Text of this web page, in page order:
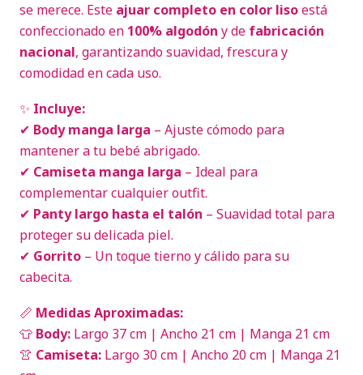
se merece. Este ajuar completo en color lisoestá
confeccionado en 100% algodón y de fabricación
nacional, garantizando suavidad, frescura y
comodidad en cada uso.
✨ Incluye:
✔ Body manga larga – Ajuste cómodo para
mantener a tu bebé abrigado.
✔ Camiseta manga larga – Ideal para
complementar cualquier outfit.
✔ Panty largo hasta el talón – Suavidad total para
proteger su delicada piel.
✔ Gorrito – Un toque tierno y cálido para su
cabecita.
📏 Medidas Aproximadas:
👕 Body: Largo 37 cm | Ancho 21 cm | Manga 21 cm
👚 Camiseta: Largo 30 cm | Ancho 20 cm | Manga 21